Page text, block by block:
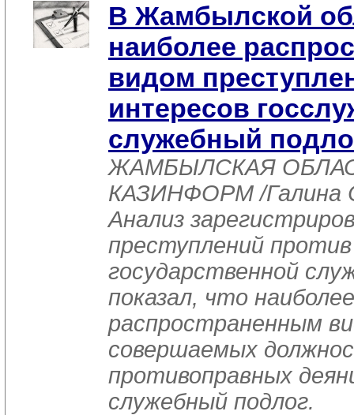
В Жамбылской
наиболее
видом
интересов
служебный
ЖАМБЫЛСКАЯ
КАЗИНФОРМ /Галина
Анализ
преступлений
государственной
показал, что наиболее
распространенным
совершаемых
противоправных
служебный подлог.